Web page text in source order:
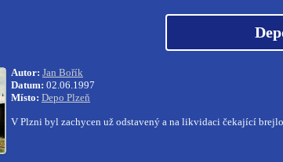
Autor: Jan Bořík
Datum: 02.06.1997
Místo: Depo Plzeň
V Plzni byl zachycen už odstavený a na likvidaci čekající